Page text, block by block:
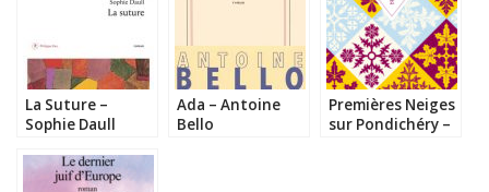
La Suture –
Sophie Daull
Ada – Antoine
Bello
Premières Neiges
sur Pondichéry –